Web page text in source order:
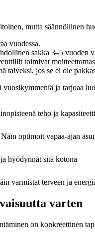
mutta säännöllinen
vuodessa.
sakka 3–5 vuoden
toimivat
talveksi, jos se ei ole
ja tarjoaa
teho ja kapasiteetti
optimoit vapaa-ajan
hyödynnät sitä kotona
varmistat terveen ja
varten
on konkreettinen